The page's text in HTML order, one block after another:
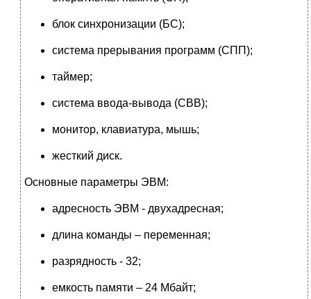
блок синхронизации (БС);
система прерывания программ (СПП);
таймер;
система ввода-вывода (СВВ);
монитор, клавиатура, мышь;
жесткий диск.
Основные параметры ЭВМ:
адресность ЭВМ - двухадресная;
длина команды – переменная;
разрядность - 32;
емкость памяти – 24 Мбайт;